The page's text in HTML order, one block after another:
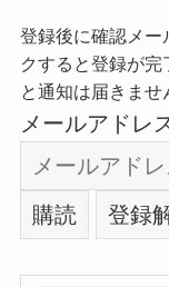
登録後に確認メー
クすると登録が
と通知は届きませ
メールアドレ